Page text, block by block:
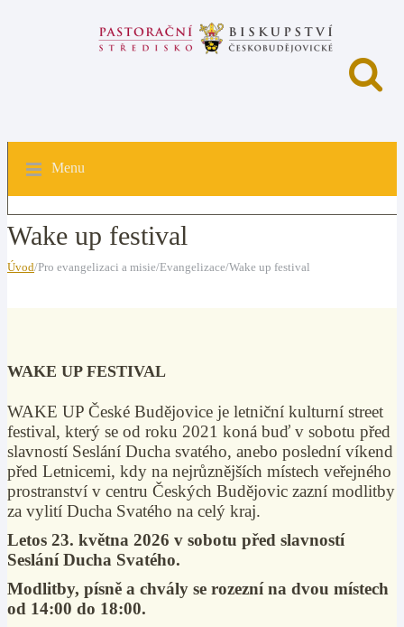
Menu
Wake up festival
Úvod/Pro evangelizaci a misie/Evangelizace/Wake up festival
WAKE UP FESTIVAL
WAKE UP České Budějovice je letniční kulturní street
festival, který se od roku 2021 koná buď v sobotu před
slavností Seslání Ducha svatého, anebo poslední víkend
před Letnicemi, kdy na nejrůznějších místech veřejného
prostranství v centru Českých Budějovic zazní modlitby
za vylití Ducha Svatého na celý kraj.
Letos 23. května 2026 v sobotu před slavností
Seslání Ducha Svatého.
Modlitby, písně a chvály se rozezní na dvou místech
od 14:00 do 18:00.